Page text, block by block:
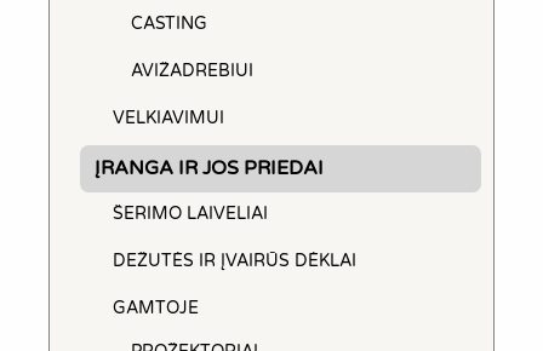
CASTING
AVIŽADREBIUI
VELKIAVIMUI
ĮRANGA IR JOS PRIEDAI
ŠERIMO LAIVELIAI
DEŽUTĖS IR ĮVAIRŪS DĖKLAI
GAMTOJE